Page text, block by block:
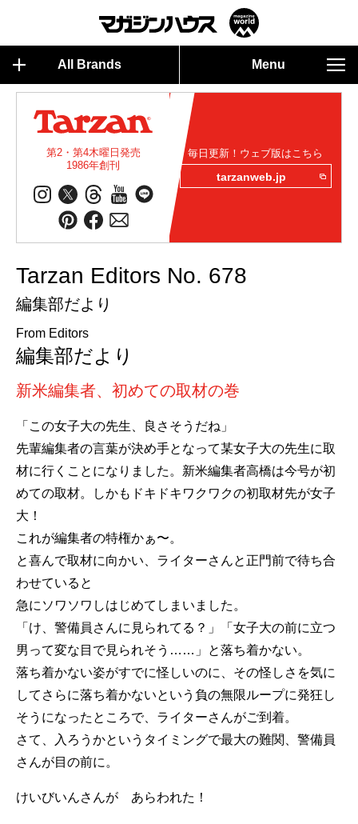
All Brands Menu
第2・第4木曜日発売
1986年創刊
毎日更新！ウェブ版はこちら
tarzanweb.jp
Tarzan Editors No. 678
編集部だより
From Editors
編集部だより
新米編集者、初めての取材の巻
「この女子大の先生、良さそうだね」
先輩編集者の言葉が決め手となって某女子大の先生に取
材に行くことになりました。新米編集者高橋は今号が初
めての取材。しかもドキドキワクワクの初取材先が女子
大！
これが編集者の特権かぁ〜。
と喜んで取材に向かい、ライターさんと正門前で待ち合
わせていると
急にソワソワしはじめてしまいました。
「け、警備員さんに見られてる？」「女子大の前に立つ
男って変な目で見られそう……」と落ち着かない。
落ち着かない姿がすでに怪しいのに、その怪しさを気に
してさらに落ち着かないという負の無限ループに発狂し
そうになったところで、ライターさんがご到着。
さて、入ろうかというタイミングで最大の難関、警備員
さんが目の前に。
けいびいんさんが あらわれた！